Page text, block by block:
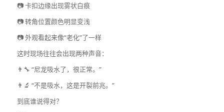
📷 卡扣边缘出现雾状白痕
📷 转角位置颜色明显变浅
📷 外观看起来像“老化”了一样
这时现场往往会出现两种声音：
👨‍🔧 “尼龙吸水了，很正常。”
👨‍🔬 “不是吸水，这是开裂前兆。”
到底谁说得对？